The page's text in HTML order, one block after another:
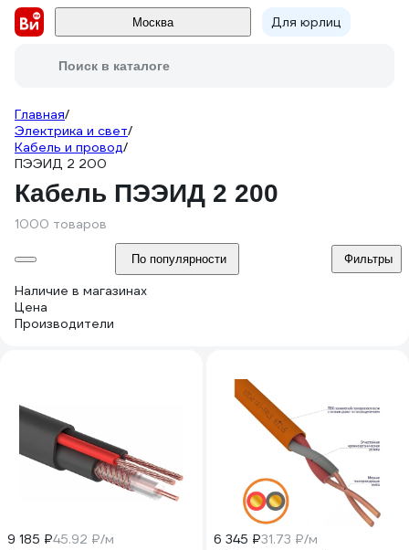
Москва Для юрлиц
Поиск в каталоге
Главная/
Электрика и свет/
Кабель и провод/
ПЭЭИД 2 200
Кабель ПЭЭИД 2 200
1000 товаров
По популярности Фильтры
Наличие в магазинах
Цена
Производители
9 185 ₽45.92 ₽/м
6 345 ₽31.73 ₽/м